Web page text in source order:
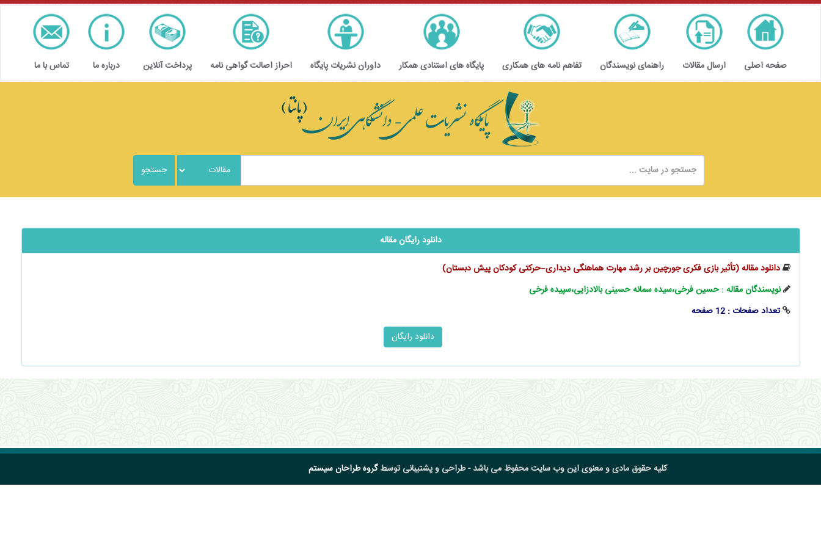
صفحه اصلی ارسال مقالات راهنمای نویسندگان تفاهم نامه های همکاری پایگاه های استنادی همکار داوران نشریات پایگاه احراز اصالت گواهی نامه پرداخت آنلاین درباره ما تماس با ما
دانلود رایگان مقاله
دانلود مقاله (تأثیر بازی فکری جورچین بر رشد مهارت هماهنگی دیداری–حرکتی کودکان پیش دبستان)
نویسندگان مقاله : حسین فرخی،سیده سمانه حسینی بالادزایی،سپیده فرخی
تعداد صفحات : 12 صفحه
کلیه حقوق مادی و معنوی این وب سایت محفوظ می باشد - طراحی و پشتیبانی توسطگروه طراحان سیستم